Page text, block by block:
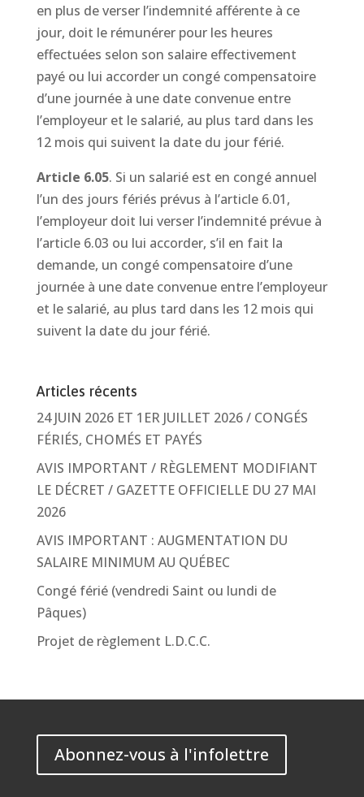
en plus de verser l’indemnité afférente à ce
jour, doit le rémunérer pour les heures
effectuées selon son salaire effectivement
payé ou lui accorder un congé compensatoire
d’une journée à une date convenue entre
l’employeur et le salarié, au plus tard dans les
12 mois qui suivent la date du jour férié.
Article 6.05. Si un salarié est en congé annuel
l’un des jours fériés prévus à l’article 6.01,
l’employeur doit lui verser l’indemnité prévue à
l’article 6.03 ou lui accorder, s’il en fait la
demande, un congé compensatoire d’une
journée à une date convenue entre l’employeur
et le salarié, au plus tard dans les 12 mois qui
suivent la date du jour férié.
Articles récents
24 JUIN 2026 ET 1ER JUILLET 2026 / CONGÉS
FÉRIÉS, CHOMÉS ET PAYÉS
AVIS IMPORTANT / RÈGLEMENT MODIFIANT
LE DÉCRET / GAZETTE OFFICIELLE DU 27 MAI
2026
AVIS IMPORTANT : AUGMENTATION DU
SALAIRE MINIMUM AU QUÉBEC
Congé férié (vendredi Saint ou lundi de
Pâques)
Projet de règlement L.D.C.C.
Abonnez-vous à l'infolettre